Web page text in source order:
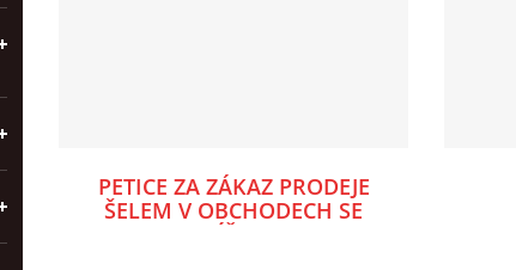
PETICE ZA ZÁKAZ PRODEJE
ŠELEM V OBCHODECH SE
ZVÍŘATY